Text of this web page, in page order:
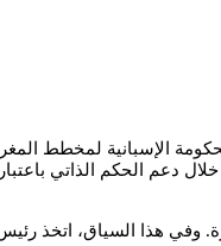
14 يونيو 2022، القناة التلفزية
هذا السياق، اتخذ